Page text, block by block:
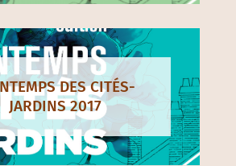
DES CITÉS-
JARDINS 2017